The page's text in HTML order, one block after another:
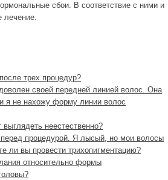
сбои. В соответствие с ними и
лечение.
трех процедур?
своей передней линией волос. Она
я не нахожу форму линии волос
неестественно?
процедурой. Я лысый, но мои волосы
ли вы провести трихопигментацию?
относительно формы